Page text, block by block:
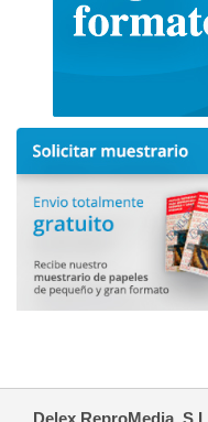
Delex ReproMedia, S.L.